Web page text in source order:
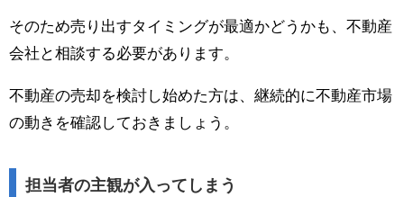
そのため売り出すタイミングが最適かどうかも、不動産
会社と相談する必要があります。
不動産の売却を検討し始めた方は、継続的に不動産市場
の動きを確認しておきましょう。
担当者の主観が入ってしまう